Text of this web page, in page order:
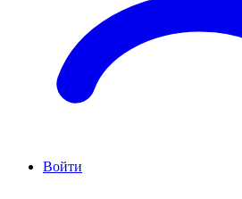
Войти